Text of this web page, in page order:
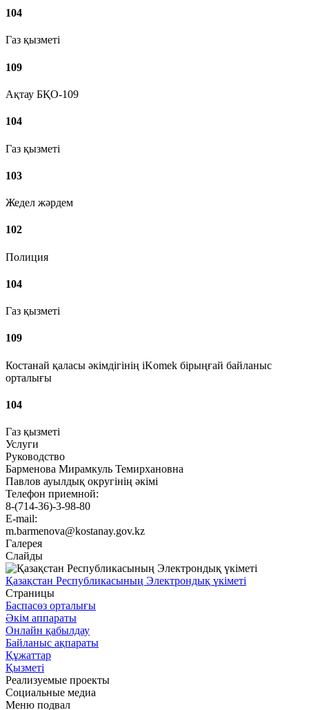
104
Газ қызметі
109
Ақтау БҚО-109
104
Газ қызметі
103
Жедел жәрдем
102
Полиция
104
Газ қызметі
109
Костанай қаласы әкімдігінің iKomek бірыңғай байланыс
орталығы
104
Газ қызметі
Услуги
Руководство
Барменова Мирамкуль Темирхановна
Павлов ауылдық округінің әкімі
Телефон приемной:
8-(714-36)-3-98-80
E-mail:
m.barmenova@kostanay.gov.kz
Галерея
Слайды
Қазақстан Республикасының Электрондық үкіметі
Страницы
Баспасөз орталығы
Әкім аппараты
Онлайн қабылдау
Байланыс ақпараты
Құжаттар
Қызметі
Реализуемые проекты
Социальные медиа
Меню подвал